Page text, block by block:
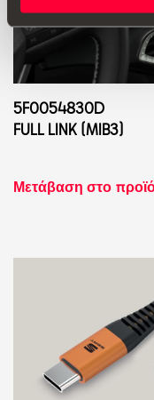
5F0054830D
FULL LINK (MIB3)
Μετάβαση στο